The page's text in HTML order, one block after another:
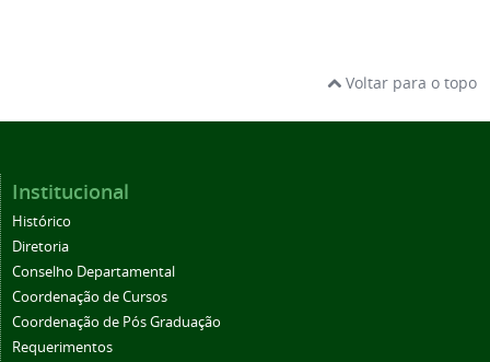
Voltar para o topo
Institucional
Histórico
Diretoria
Conselho Departamental
Coordenação de Cursos
Coordenação de Pós Graduação
Requerimentos